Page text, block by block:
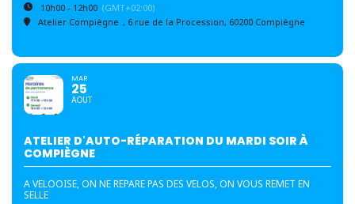
10h00 - 12h00 (GMT+02:00)
Atelier Compiègne , 6 rue de la Procession, 60200 Compiègne
MAR
25
AOUT
ATELIER D'AUTO-RÉPARATION DU MARDI SOIR À
COMPIÈGNE
A VELOOISE, ON NE REPARE PAS DES VELOS, ON VOUS REMET EN
SELLE